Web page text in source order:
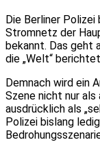
Die Berliner
Stromnetz der
bekannt. Das geht
die „Welt“
Demnach wird ein
Szene nicht nur
ausdrücklich als
Polizei bislang